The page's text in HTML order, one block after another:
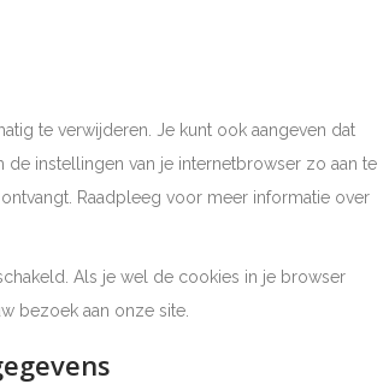
te verwijderen. Je kunt ook aangeven dat
instellingen van je internetbrowser zo aan te
Raadpleeg voor meer informatie over
Als je wel de cookies in je browser
bezoek aan onze site.